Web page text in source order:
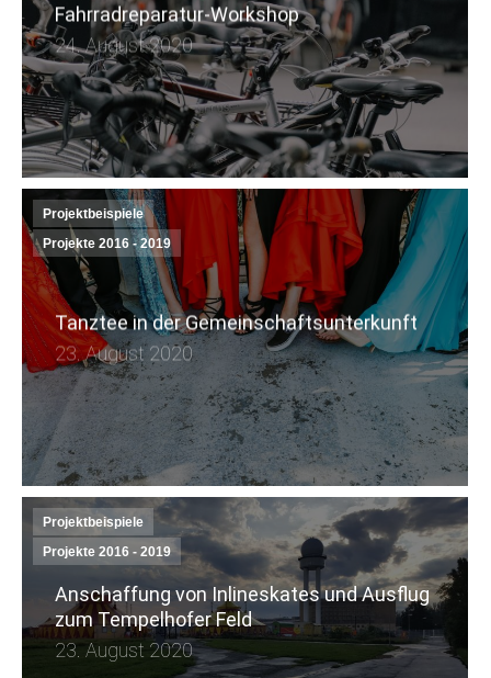
Fahrradreparatur-Workshop
24. August 2020
Projektbeispiele
Projekte 2016 - 2019
Tanztee in der Gemeinschaftsunterkunft
23. August 2020
Projektbeispiele
Projekte 2016 - 2019
Anschaffung von Inlineskates und Ausflug
zum Tempelhofer Feld
23. August 2020